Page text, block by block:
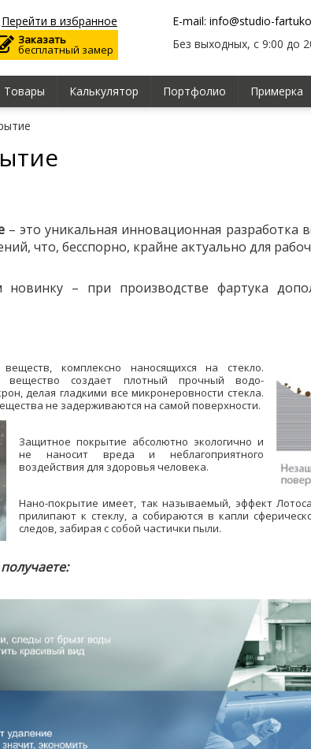
Перейти в избранное
Заказать
бесплатный замер
E-mail: info@studio-
Без выходных, с 9:00 до
Товары Калькулятор Портфолио Примерка
– это уникальная инновационная разработка
что, бесспорно, крайне актуально для
новинку – при производстве фартука
комплексно наносящихся на стекло.
вещество создает плотный прочный водо-
делая гладкими все микронеровности стекла.
не задерживаются на самой поверхности.
Защитное покрытие абсолютно экологично и
не наносит вреда и неблагоприятного
воздействия для здоровья человека.
Нано-покрытие имеет, так называемый, эффект
прилипают к стеклу, а собираются в капли
следов, забирая с собой частички пыли.